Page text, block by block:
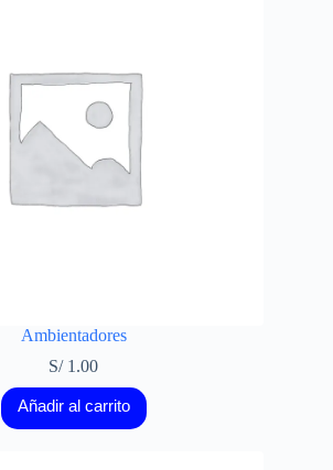
Ambientadores
S/1.00
Añadir al carrito